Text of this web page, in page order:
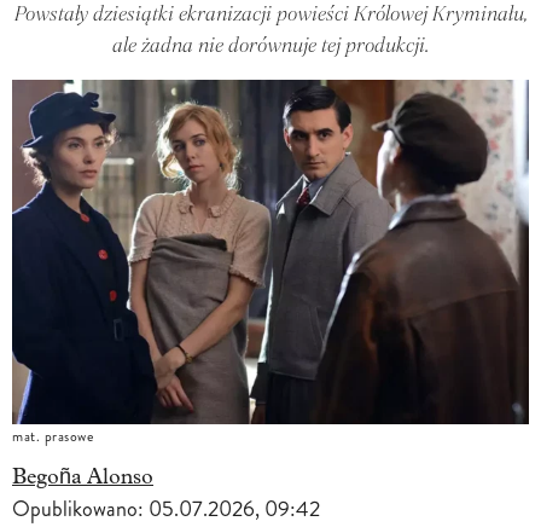
Powstały dziesiątki ekranizacji powieści Królowej Kryminału,
ale żadna nie dorównuje tej produkcji.
mat. prasowe
Begoña Alonso
Opublikowano: 05.07.2026, 09:42